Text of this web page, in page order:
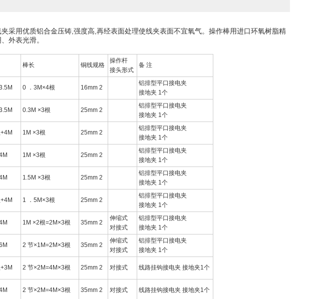
采用优质铝合金压铸,强度高,再经表面处理使线夹表面不宜氧气。操作棒用进口环氧树脂精
外表光滑。
棒长 铜线规格
操作杆
接头形式
备 注
0 ．3M×4根 16mm 2
铝排型平口接电夹
接地夹 1个
0.3M ×3根 25mm 2
铝排型平口接电夹
接地夹 1个
1M ×3根 25mm 2
铝排型平口接电夹
接地夹 1个
1M ×3根 25mm 2
铝排型平口接电夹
接地夹 1个
1.5M ×3根 25mm 2
铝排型平口接电夹
接地夹 1个
1 ．5M×3根 25mm 2
铝排型平口接电夹
接地夹 1个
1M ×2根=2M×3根 35mm 2
伸缩式
对接式
铝排型平口接电夹
接地夹 1个
2 节×1M=2M×3根 35mm 2
伸缩式
对接式
铝排型平口接电夹
接地夹 1个
2 节×2M=4M×3根 25mm 2 对接式 线路挂钩接电夹 接地夹1个
2 节×2M=4M×3根 35mm 2 对接式 线路挂钩接电夹 接地夹1个